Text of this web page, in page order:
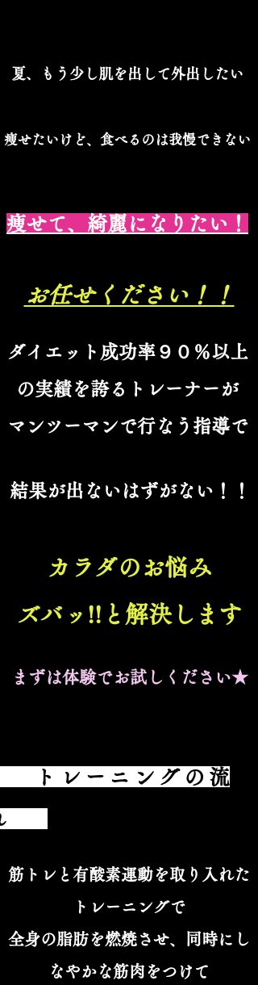
夏、もう少し肌を出して外出したい
痩せたいけど、食べるのは我慢できない
痩せて、綺麗になりたい！
お任せください！！
ダイエット成功率９０％以上
の実績を誇るトレーナーが
​マンツーマンで行なう指導で
結果が出ない はずがない！！
カラダのお悩み
ズバッ!!と 解決します
まずは​体験でお試しください★
レーニングの流
筋トレと有酸素運動を取り入れた
トレーニングで
全身の脂肪を燃焼させ、同時にし
なやかな筋肉をつけて